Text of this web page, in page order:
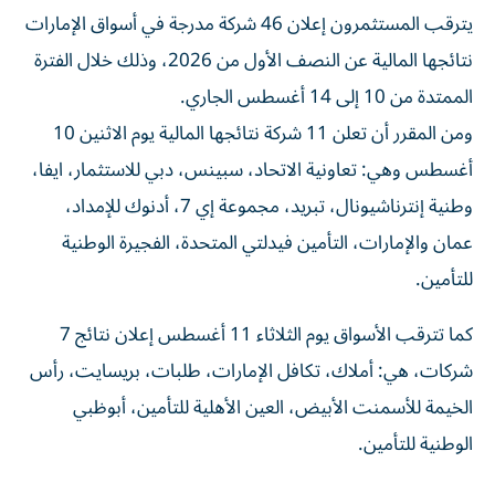
يترقب المستثمرون إعلان 46 شركة مدرجة في أسواق الإمارات
نتائجها المالية عن النصف الأول من 2026، وذلك خلال الفترة
الممتدة من 10 إلى 14 أغسطس الجاري.
ومن المقرر أن تعلن 11 شركة نتائجها المالية يوم الاثنين 10
أغسطس وهي: تعاونية الاتحاد، سبينس، دبي للاستثمار، ايفا،
وطنية إنترناشيونال، تبريد، مجموعة إي 7، أدنوك للإمداد،
عمان والإمارات، التأمين فيدلتي المتحدة، الفجيرة الوطنية
للتأمين.
كما تترقب الأسواق يوم الثلاثاء 11 أغسطس إعلان نتائج 7
شركات، هي: أملاك، تكافل الإمارات، طلبات، بريسايت، رأس
الخيمة للأسمنت الأبيض، العين الأهلية للتأمين، أبوظبي
الوطنية للتأمين.